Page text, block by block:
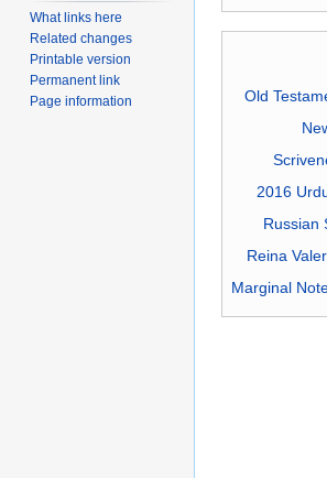
Old
2016
Russian
Reina
Marginal
What links here
Related changes
Printable version
Permanent link
Page information